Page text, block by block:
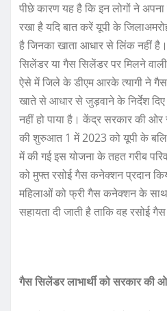
पीछे कारण यह है कि इन लोगों ने
रखा है यदि बात करें यूपी के
है जिनका खाता आधार से लिंक नहीं
सिलेंडर या गैस सिलेंडर पर मिलने
ऐसे में जिले के डीएम आरके त्यागी ने गैस
खाते से आधार से जुड़वाने के निर्देश
नहीं हो पाया है। केंद्र सरकार की ओर
की शुरुआत 1 में 2023 को यूपी के
में की गई इस योजना के तहत गरीब
को मुफ्त रसोई गैस कनेक्शन प्रदान
महिलाओं को फ्री गैस कनेक्शन के
सहायता दी जाती है ताकि वह रसोई
गैस सिलेंडर लाभार्थी को सरकार की